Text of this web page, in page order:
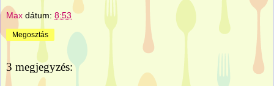
Max dátum: 8:53
Megosztás
3 megjegyzés: